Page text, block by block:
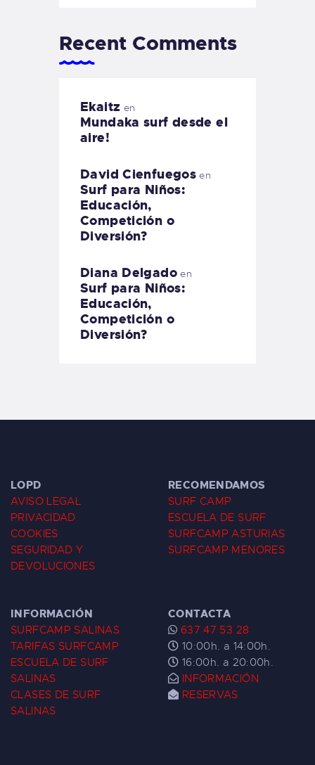
Recent Comments
Ekaitz en
Mundaka surf desde el
aire!
David Cienfuegos en
Surf para Niños:
Educación,
Competición o
Diversión?
Diana Delgadoen
Surf para Niños:
Educación,
Competición o
Diversión?
LOPD
AVISO LEGAL
PRIVACIDAD
COOKIES
SEGURIDAD Y
DEVOLUCIONES
RECOMENDAMOS
SURF CAMP
ESCUELA DE SURF
SURFCAMP ASTURIAS
SURFCAMP MENORES
INFORMACIÓN
SURFCAMP SALINAS
TARIFAS SURFCAMP
ESCUELA DE SURF
SALINAS
CLASES DE SURF
SALINAS
CONTACTA
637 47 53 28
10:00h. a 14:00h.
16:00h. a 20:00h.
INFORMACIÓN
RESERVAS